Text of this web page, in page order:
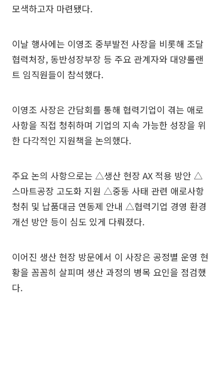
모색하고자 마련됐다.
이날 행사에는 이영조 중부발전 사장을 비롯해 조달
협력처장, 동반성장부장 등 주요 관계자와 대양롤랜
트 임직원들이 참석했다.
이영조 사장은 간담회를 통해 협력기업이 겪는 애로
사항을 직접 청취하며 기업의 지속 가능한 성장을 위
한 다각적인 지원책을 논의했다.
주요 논의 사항으로는 △생산 현장 AX 적용 방안 △
스마트공장 고도화 지원 △중동 사태 관련 애로사항
청취 및 납품대금 연동제 안내 △협력기업 경영 환경
개선 방안 등이 심도 있게 다뤄졌다.
이어진 생산 현장 방문에서 이 사장은 공정별 운영 현
황을 꼼꼼히 살피며 생산 과정의 병목 요인을 점검했
다.